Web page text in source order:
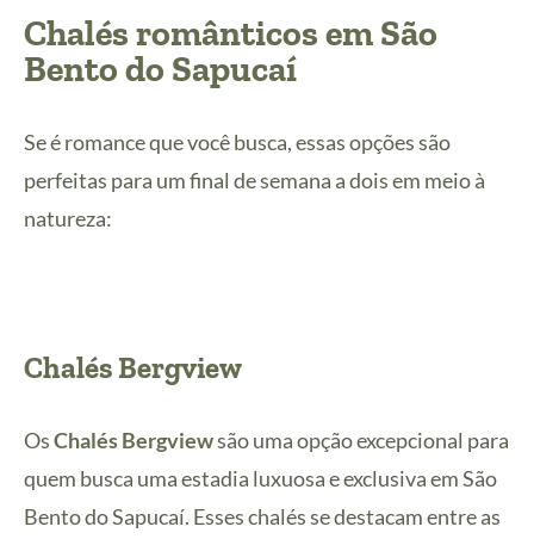
Chalés românticos em São
Bento do Sapucaí
Se é romance que você busca, essas opções são
perfeitas para um final de semana a dois em meio à
natureza:
Chalés Bergview
OsChalés Bergviewsão uma opção excepcional para
quem busca uma estadia luxuosa e exclusiva em São
Bento do Sapucaí. Esses chalés se destacam entre as